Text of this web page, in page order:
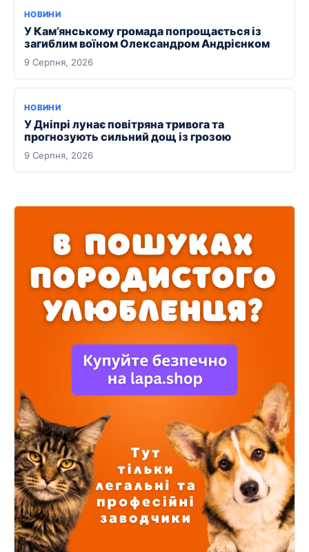
НОВИНИ
У Кам’янському громада попрощається із
загиблим воїном Олександром Андрієнком
9 Серпня, 2026
НОВИНИ
У Дніпрі лунає повітряна тривога та
прогнозують сильний дощ із грозою
9 Серпня, 2026